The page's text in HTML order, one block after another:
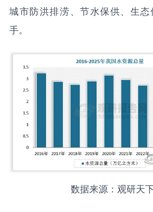
城市防洪排涝、节水保供、生
手。
数据来源：观研天